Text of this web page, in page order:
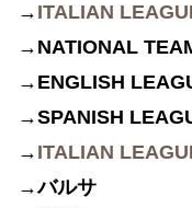
→ ITALIAN
→NATIONAL
→ENGLISH
→SPANISH
→ ITALIAN
→バルサ